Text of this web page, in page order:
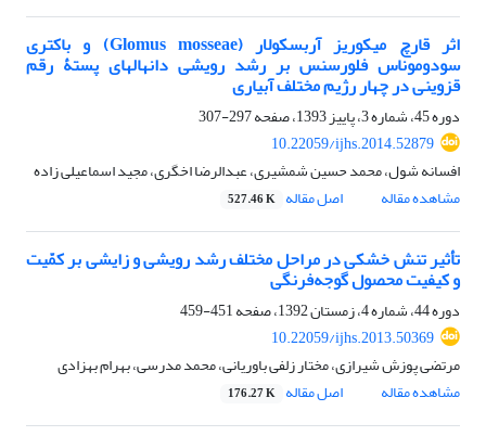
اثر قارچ میکوریز آربسکولار (Glomus mosseae) و باکتری
سودوموناس فلورسنس بر رشد رویشی دانهال‏های پستۀ رقم
قزوینی در چهار رژیم مختلف آبیاری
دوره 45، شماره 3، پاییز 1393، صفحه
297-307
10.22059/ijhs.2014.52879
افسانه شول، محمد حسین شمشیری، عبدالرضا اخگری، مجید اسماعیلی زاده
مشاهده مقاله
اصل مقاله 527.46 K
تأثیر تنش خشکی در مراحل مختلف رشد رویشی و زایشی بر کمّیت
و کیفیت محصول گوجه‌فرنگی
دوره 44، شماره 4، زمستان 1392، صفحه
451-459
10.22059/ijhs.2013.50369
مرتضی پوزش شیرازی، مختار زلفی باوریانی، محمد مدرسی، بهرام بهزادی
مشاهده مقاله
اصل مقاله 176.27 K